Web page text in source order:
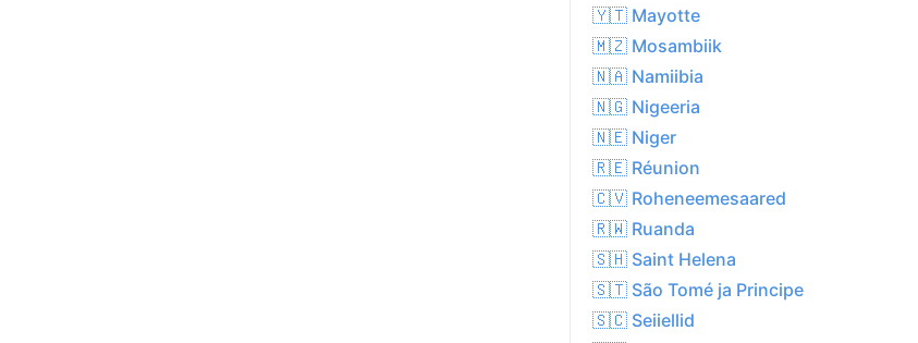
🇾🇹 Mayotte
🇲🇿 Mosambiik
🇳🇦 Namiibia
🇳🇬 Nigeeria
🇳🇪 Niger
🇷🇪 Réunion
🇨🇻 Roheneemesaared
🇷🇼 Ruanda
🇸🇭 Saint Helena
🇸🇹 São Tomé ja Principe
🇸🇨 Seiiellid